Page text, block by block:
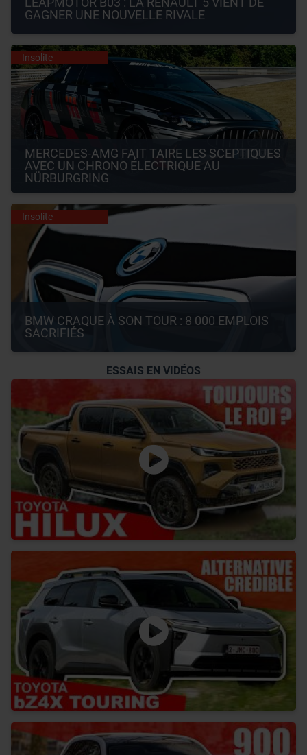
GAGNER UNE NOUVELLE RIVALE
Insolite
MERCEDES-AMG FAIT TAIRE LES SCEPTIQUES
AVEC UN CHRONO ÉLECTRIQUE AU
NÜRBURGRING
Insolite
BMW CRAQUE À SON TOUR : 8 000 EMPLOIS
SACRIFIÉS
ESSAIS EN VIDÉOS